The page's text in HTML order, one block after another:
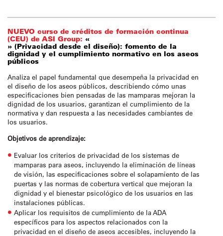
NUEVO curso de créditos de formación continua
(CEU) de ASI Group: «
» (Privacidad desde el diseño): fomento de la
dignidad y el cumplimiento normativo en los aseos
públicos
Analiza el papel fundamental que desempeña la privacidad en
el diseño de los aseos públicos, describiendo cómo unas
especificaciones bien pensadas de las mamparas mejoran la
dignidad de los usuarios, garantizan el cumplimiento de la
normativa y dan respuesta a las necesidades cambiantes de
los usuarios.
Objetivos de aprendizaje:
Evaluar los criterios de privacidad de los sistemas de
mamparas para aseos, incluyendo la eliminación de líneas
de visión, las especificaciones sobre el solapamiento de las
puertas y las normas de cobertura vertical que mejoran la
dignidad y el bienestar psicológico de los usuarios en las
instalaciones públicas.
Aplicar los requisitos de cumplimiento de la ADA
específicos para los aspectos relacionados con la
privacidad en el diseño de aseos accesibles, incluyendo la